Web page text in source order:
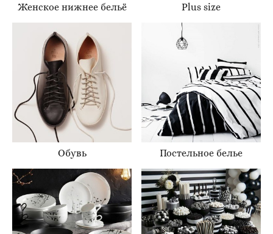
Женское нижнее бельё Plus size
Обувь Постельное белье